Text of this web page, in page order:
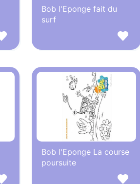
Bob l'Eponge fait du
surf
Bob l'Eponge La course
poursuite